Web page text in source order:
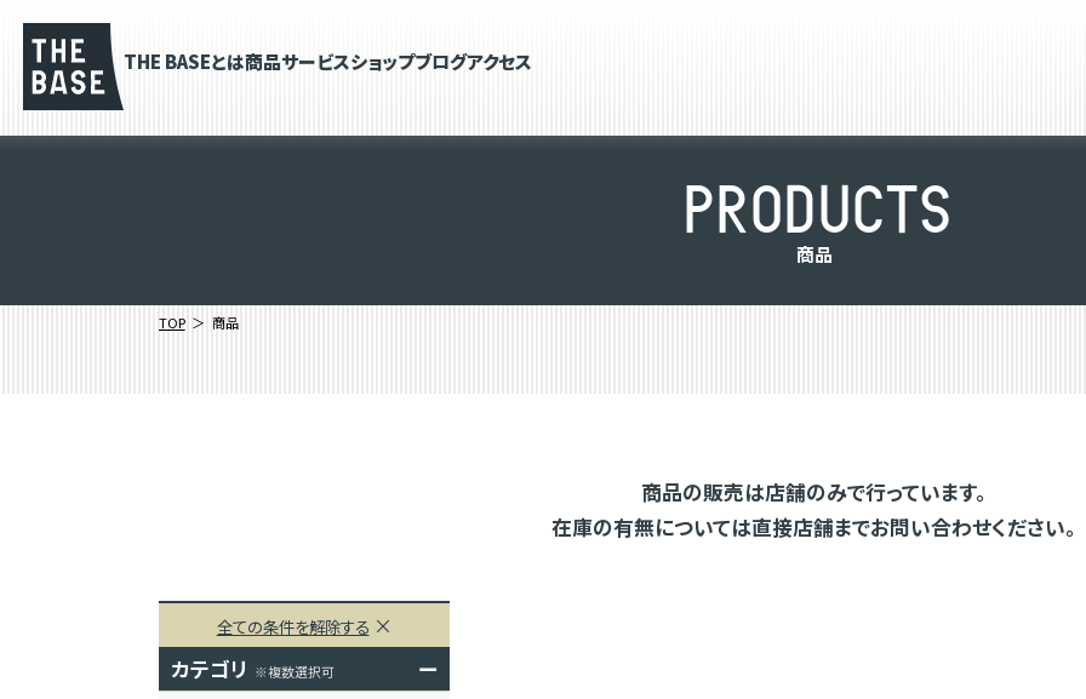
THE BASEとは商品サービスショップブログアクセス
PRODUCTS
商品
TOP 商品
商品の販売は店舗のみで行っています。
在庫の有無については直接店舗までお問い合わせください。
全ての条件を解除する
カテゴリ ※複数選択可 ー